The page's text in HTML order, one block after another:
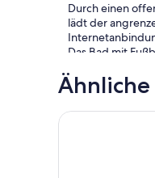
Durch einen
lädt der
Das Bad mit
Das
Haustiere sind
Moderne